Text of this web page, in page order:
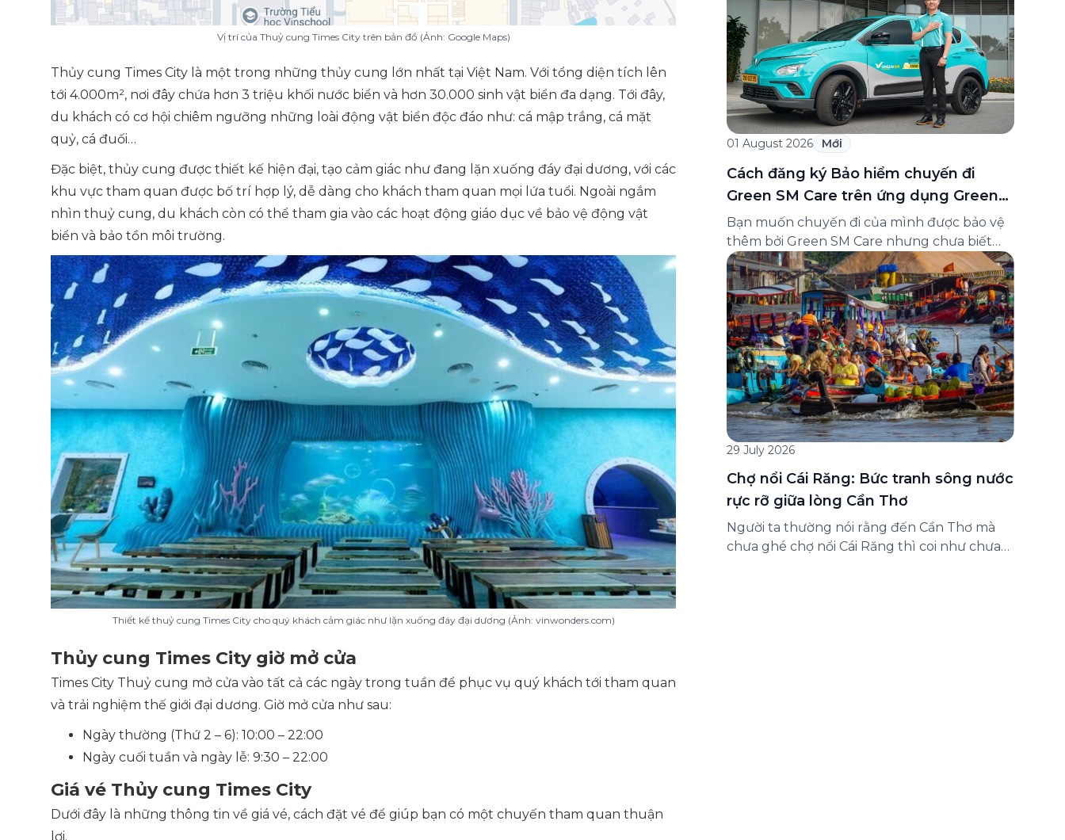
Vị trí của Thuỷ cung Times City trên bản đồ (Ảnh: Google Maps)
Thủy cung Times City là một trong những thủy cung lớn nhất tại Việt Nam. Với tổng diện tích lên
tới 4.000m², nơi đây chứa hơn 3 triệu khối nước biển và hơn 30.000 sinh vật biển đa dạng. Tới đây,
du khách có cơ hội chiêm ngưỡng những loài động vật biển độc đáo như: cá mập trắng, cá mặt
quỷ, cá đuối…
Đặc biệt, thủy cung được thiết kế hiện đại, tạo cảm giác như đang lặn xuống đáy đại dương, với các
khu vực tham quan được bố trí hợp lý, dễ dàng cho khách tham quan mọi lứa tuổi. Ngoài ngắm
nhìn thuỷ cung, du khách còn có thể tham gia vào các hoạt động giáo dục về bảo vệ động vật
biển và bảo tồn môi trường.
Thiết kế thuỷ cung Times City cho quý khách cảm giác như lặn xuống đáy đại dương (Ảnh: vinwonders.com)
Thủy cung Times City giờ mở cửa
Times City Thuỷ cung mở cửa vào tất cả các ngày trong tuần để phục vụ quý khách tới tham quan
và trải nghiệm thế giới đại dương. Giờ mở cửa như sau:
Ngày thường (Thứ 2 – 6): 10:00 – 22:00
Ngày cuối tuần và ngày lễ: 9:30 – 22:00
Giá vé Thủy cung Times City
Dưới đây là những thông tin về giá vé, cách đặt vé để giúp bạn có một chuyến tham quan thuận
lợi.
thường và hỗ trợ của Green […]
01 August 2026 Mới
Cách đăng ký Bảo hiểm chuyến đi
Green SM Care trên ứng dụng Green
SM
Bạn muốn chuyến đi của mình được bảo vệ
thêm bởi Green SM Care nhưng chưa biết
đăng ký ở đâu? Bài viết dưới đây sẽ hướng
dẫn chi tiết cách tham gia (và hủy tham gia)
gói bảo hiểm này ngay trên ứng dụng Green
SM, cùng những lưu ý quan trọng trước khi
[…]
29 July 2026
Chợ nổi Cái Răng: Bức tranh sông nước
rực rỡ giữa lòng Cần Thơ
Người ta thường nói rằng đến Cần Thơ mà
chưa ghé chợ nổi Cái Răng thì coi như chưa